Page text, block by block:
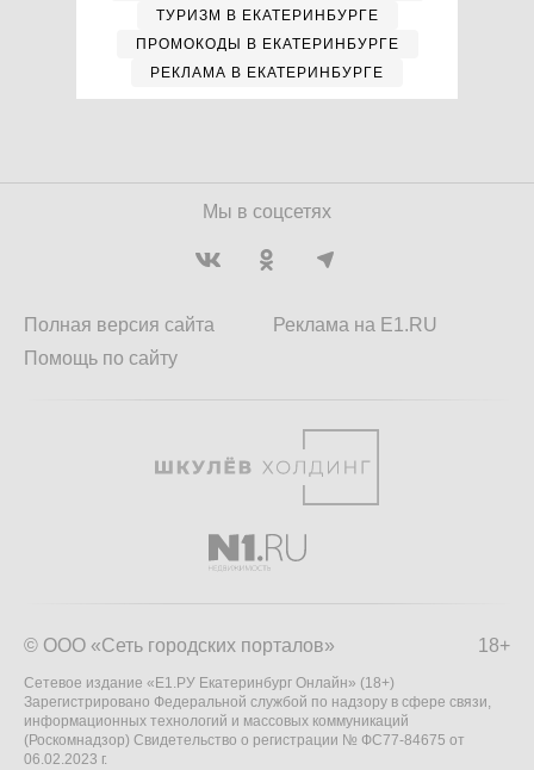
ТУРИЗМ В ЕКАТЕРИНБУРГЕ
ПРОМОКОДЫ В ЕКАТЕРИНБУРГЕ
РЕКЛАМА В ЕКАТЕРИНБУРГЕ
Мы в соцсетях
Полная версия сайта
Помощь по сайту
Реклама на E1.RU
18+
© ООО «Сеть городских порталов»
Сетевое издание «Е1.РУ Екатеринбург Онлайн» (18+)
Зарегистрировано Федеральной службой по надзору в сфере связи,
информационных технологий и массовых коммуникаций
(Роскомнадзор) Свидетельство о регистрации № ФС77-84675 от
06.02.2023 г.